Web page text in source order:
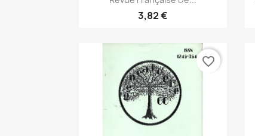
3,82 €
favorite_border